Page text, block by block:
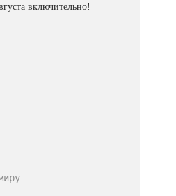
включительно!